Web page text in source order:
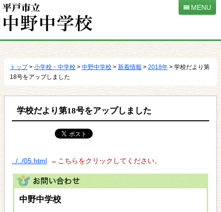
動
MENU
トップ> 小学校・中学校 > 中野中学校 > 新着情報 > 2018年 > 学校だより第
18号をアップしました
学校だより第18号をアップしました
../../05.html ←こちらをクリックしてください。
中野中学校